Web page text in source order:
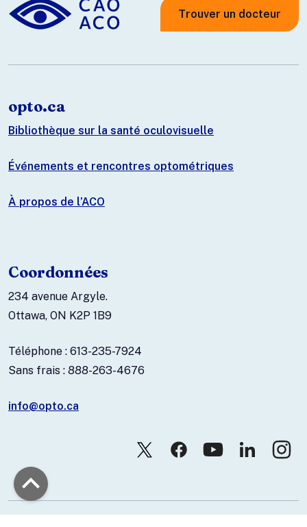
Trouver un docteur
opto.ca
Bibliothèque sur la santé oculovisuelle
Événements et rencontres optométriques
À propos de l’ACO
Coordonnées
234 avenue Argyle.
Ottawa, ON K2P 1B9
Téléphone : 613-235-7924
Sans frais : 888-263-4676
info@opto.ca